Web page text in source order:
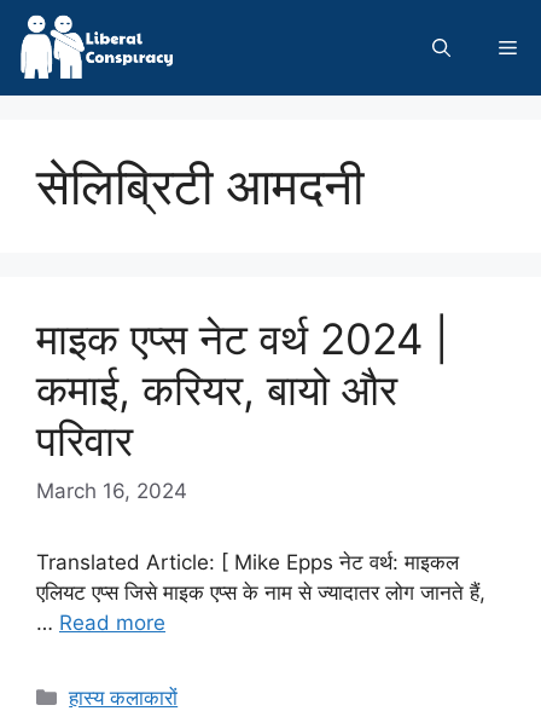
Skip
content
सेलिब्रिटी आमदनी
माइक एप्स नेट वर्थ 2024 |
कमाई, करियर, बायो और
परिवार
March 16, 2024
Translated Article: [ Mike Epps नेट वर्थ: माइकल
एलियट एप्स जिसे माइक एप्स के नाम से ज्यादातर लोग जानते हैं,
… Read more
Categories
हास्य कलाकारों